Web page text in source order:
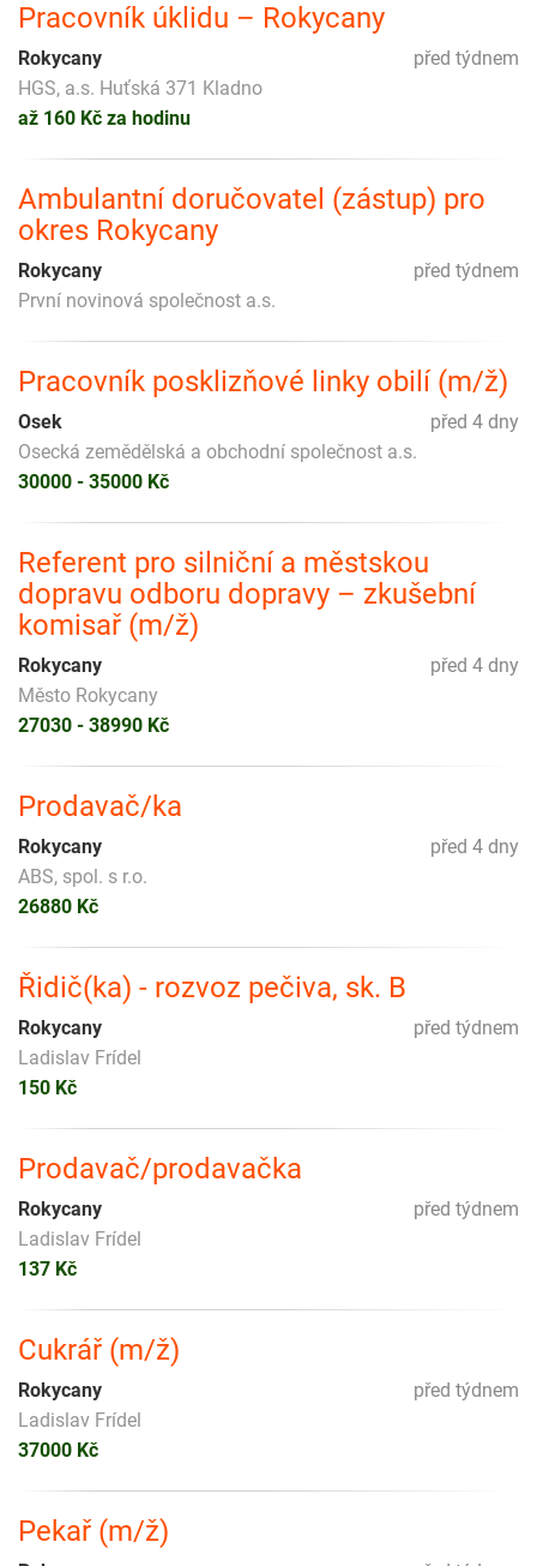
Pracovník úklidu – Rokycany
před týdnem
Rokycany
HGS, a.s. Huťská 371 Kladno
až 160 Kč za hodinu
Ambulantní doručovatel (zástup) pro
okres Rokycany
před týdnem
Rokycany
První novinová společnost a.s.
Pracovník posklizňové linky obilí (m/ž)
před 4 dny
Osek
Osecká zemědělská a obchodní společnost a.s.
30000 - 35000 Kč
Referent pro silniční a městskou
dopravu odboru dopravy – zkušební
komisař (m/ž)
před 4 dny
Rokycany
Město Rokycany
27030 - 38990 Kč
Prodavač/ka
před 4 dny
Rokycany
ABS, spol. s r.o.
26880 Kč
Řidič(ka) - rozvoz pečiva, sk. B
před týdnem
Rokycany
Ladislav Frídel
150 Kč
Prodavač/prodavačka
před týdnem
Rokycany
Ladislav Frídel
137 Kč
Cukrář (m/ž)
před týdnem
Rokycany
Ladislav Frídel
37000 Kč
Pekař (m/ž)